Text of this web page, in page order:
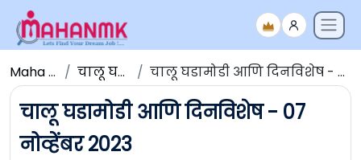
Maha NMK चालू घडामोडी चालू घडामोडी आणि दिनविशेष - 07 नोव्हेंबर 2023
चालू घडामोडी आणि दिनविशेष - 07
नोव्हेंबर 2023